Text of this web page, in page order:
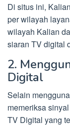
Di situs ini,
per wilayah
wilayah Kalian
siaran TV digital
2.
Digital
Selain
memeriksa
TV Digital yang